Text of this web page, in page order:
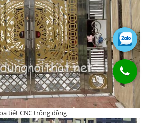
tiết CNC trống đồng